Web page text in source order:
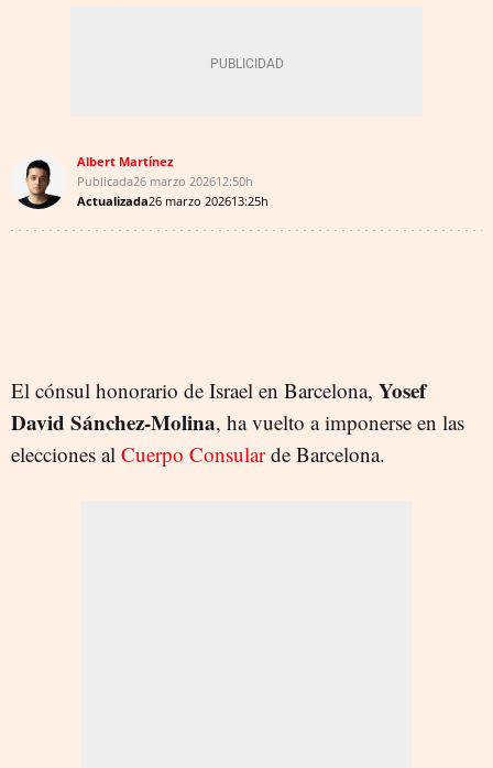
Albert Martínez
Publicada26 marzo 202612:50h
Actualizada26 marzo 202613:25h
El cónsul honorario de Israel en Barcelona, Yosef
David Sánchez-Molina, ha vuelto a imponerse en las
elecciones al Cuerpo Consularde Barcelona.